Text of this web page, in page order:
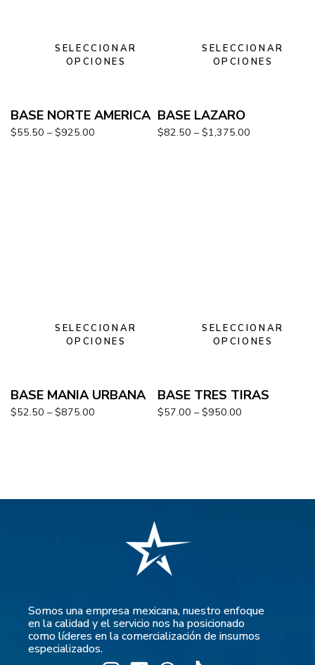
SELECCIONAR
OPCIONES
BASE NORTE AMERICA
$55.50 – $925.00
SELECCIONAR
OPCIONES
BASE LAZARO
$82.50 – $1,375.00
SELECCIONAR
OPCIONES
BASE MANIA URBANA
$52.50 – $875.00
SELECCIONAR
OPCIONES
BASE TRES TIRAS
$57.00 – $950.00
Somos una empresa mexicana, nuestro enfoque
en la calidad y el servicio nos ha posicionado
como líderes en la comercialización de insumos
especializados.